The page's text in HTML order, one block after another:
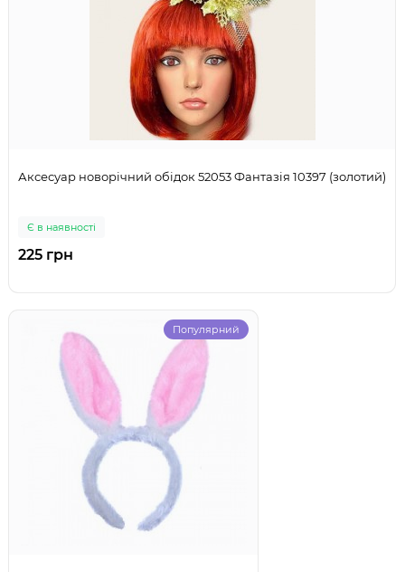
Аксесуар новорічний обідок 52053 Фантазія 10397 (золотий)
Є в наявності
225 грн
Популярний